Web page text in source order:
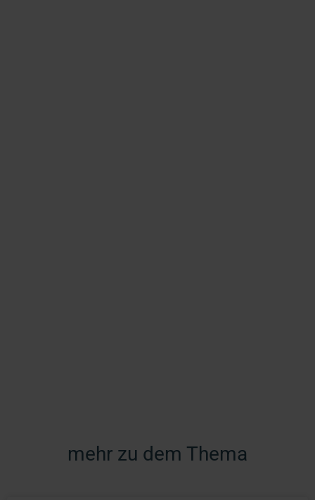
mehr zu dem Thema